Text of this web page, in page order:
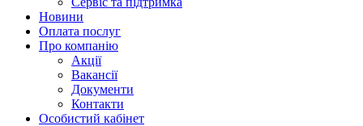
Новини
Оплата послуг
Про компанію
Акції
Вакансії
Документи
Контакти
Особистий кабінет